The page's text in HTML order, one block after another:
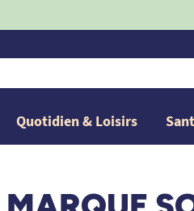
Quotidien & Loisirs